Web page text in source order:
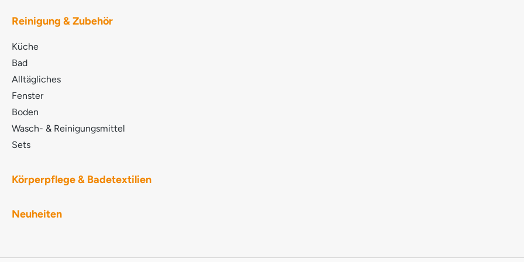
POLYGLUCOSE PARFUM Ätherische Öle
Methoxymethylbutanol POTASSIUM COCOATE
LACTIC ACID SODIUM HYDROXIDE LINALOOL
D,L-alpha-Pinen MYRISTYL ALCOHOL NATRIUM-
Reinigung & Zubehör
Küche
Bad
Alltägliches
Fenster
Boden
Wasch- & Reinigungsmittel
Sets
Körperpflege & Badetextilien
Neuheiten